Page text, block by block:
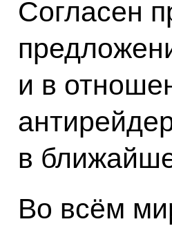
Согласен
и в
в
Во всём